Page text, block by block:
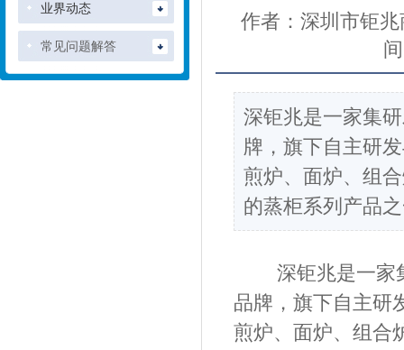
业界动态
常见问题解答
作者：深圳市钜
深钜兆是一家集
牌，旗下自主研
煎炉、面炉、组
的蒸柜系列产品
深钜兆是一家集
品牌，旗下自主研
煎炉、面炉、组合